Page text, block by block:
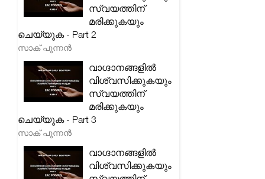
സ്വയത്തിന്
മരിക്കുകയും
ചെയ്യുക - Part 2
സാക് പുന്നൻ
വാഗ്ദാനങ്ങളിൽ
വിശ്വസിക്കുകയും
സ്വയത്തിന്
മരിക്കുകയും
ചെയ്യുക - Part 3
സാക് പുന്നൻ
വാഗ്ദാനങ്ങളിൽ
വിശ്വസിക്കുകയും